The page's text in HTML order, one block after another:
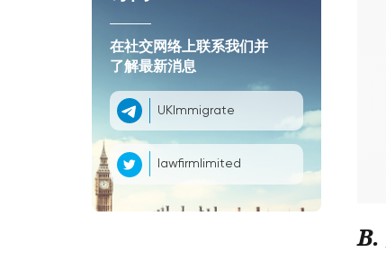
在社交网络上联系我们并
了解最新消息
UKImmigrate
lawfirmlimited
B.